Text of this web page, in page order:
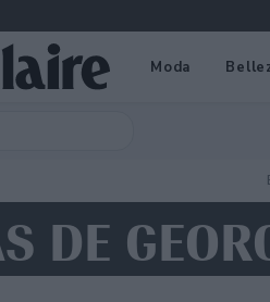
Moda
DE